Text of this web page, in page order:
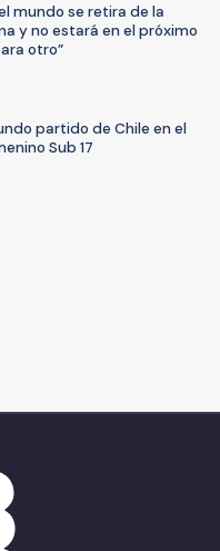
mundo se retira de la
y no estará en el próximo
otro”
partido de Chile en el
Sub 17